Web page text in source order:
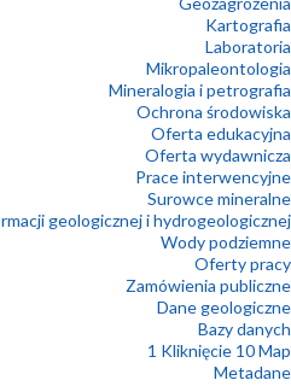
Kartografia
Laboratoria
Mikropaleontologia
Mineralogia i petrografia
Ochrona środowiska
Oferta edukacyjna
Oferta wydawnicza
Prace interwencyjne
Surowce mineralne
geologicznej i hydrogeologicznej
Wody podziemne
Oferty pracy
Zamówienia publiczne
Dane geologiczne
Bazy danych
1 Kliknięcie 10 Map
Metadane